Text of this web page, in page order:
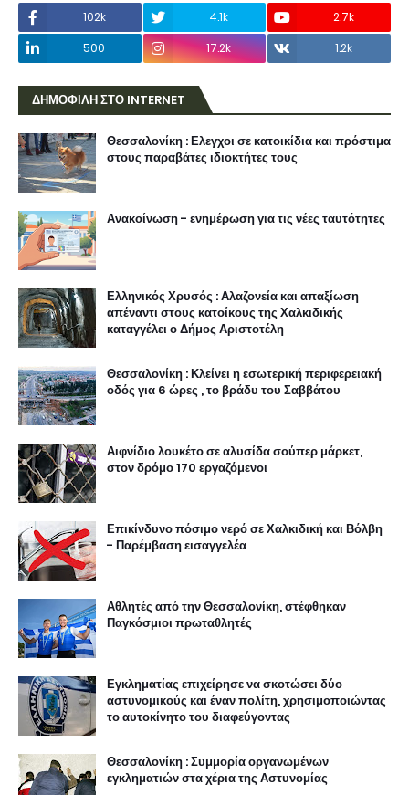
102k 4.1k
2.7k
500
17.2k 1.2k
ΔΗΜΟΦΙΛΗ ΣΤΟ INTERNET
Θεσσαλονίκη : Ελεγχοι σε κατοικίδια και πρόστιμα
στους παραβάτες ιδιοκτήτες τους
Ανακοίνωση - ενημέρωση για τις νέες ταυτότητες
Ελληνικός Χρυσός : Αλαζονεία και απαξίωση
απέναντι στους κατοίκους της Χαλκιδικής
καταγγέλει ο Δήμος Αριστοτέλη
Θεσσαλονίκη : Κλείνει η εσωτερική περιφερειακή
οδός για 6 ώρες , το βράδυ του Σαββάτου
Αιφνίδιο λουκέτο σε αλυσίδα σούπερ μάρκετ,
στον δρόμο 170 εργαζόμενοι
Επικίνδυνο πόσιμο νερό σε Χαλκιδική και Βόλβη
- Παρέμβαση εισαγγελέα
Αθλητές από την Θεσσαλονίκη, στέφθηκαν
Παγκόσμιοι πρωταθλητές
Εγκληματίας επιχείρησε να σκοτώσει δύο
αστυνομικούς και έναν πολίτη, χρησιμοποιώντας
το αυτοκίνητο του διαφεύγοντας
Θεσσαλονίκη : Συμμορία οργανωμένων
εγκληματιών στα χέρια της Αστυνομίας